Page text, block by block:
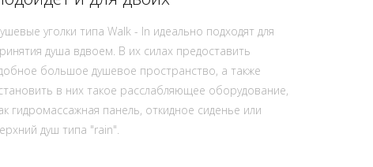
уголки типа Walk - In идеально подходят для
душа вдвоем. В их силах предоставить
большое душевое пространство, а также
в них такое расслабляющее оборудование,
гидромассажная панель, откидное сиденье или
душ типа "rain".